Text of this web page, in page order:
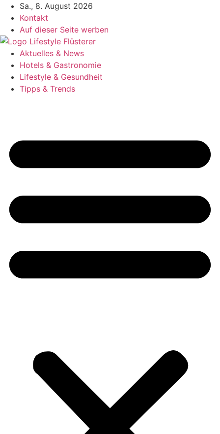
Zum
Inhalt
springen
Sa., 8. August 2026
Kontakt
Auf dieser Seite werben
Aktuelles & News
Hotels & Gastronomie
Lifestyle & Gesundheit
Tipps & Trends